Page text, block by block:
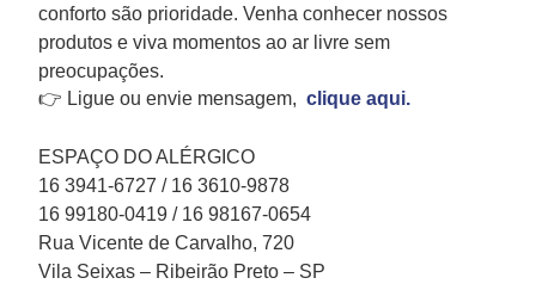
conforto são prioridade. Venha conhecer nossos
produtos e viva momentos ao ar livre sem
preocupações.
👉 Ligue ou envie mensagem,clique aqui.
ESPAÇO DO ALÉRGICO
16 3941-6727 / 16 3610-9878
16 99180-0419 / 16 98167-0654
Rua Vicente de Carvalho, 720
Vila Seixas – Ribeirão Preto – SP